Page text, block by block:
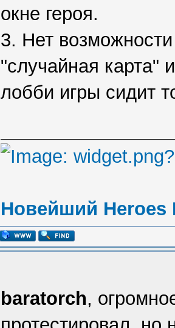
окне героя.
3. Нет
"случайная карта"
лобби игры сидит
Новейший Heroes
baratorch,